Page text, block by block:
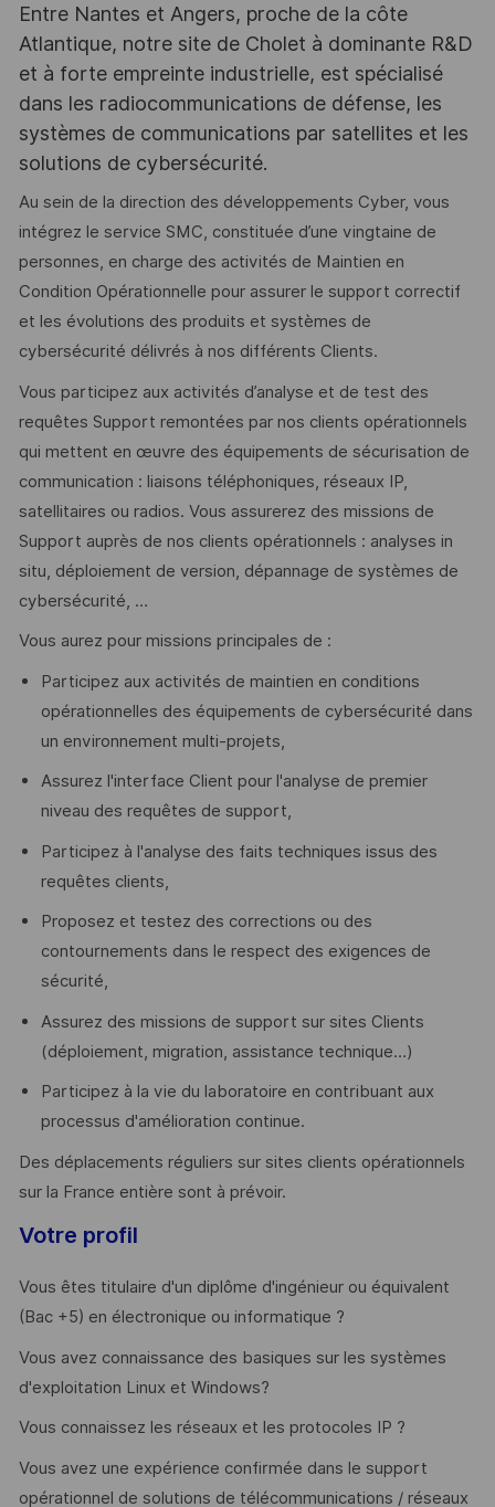
Entre Nantes et Angers, proche de la côte
Atlantique, notre site de Cholet à dominante R&D
et à forte empreinte industrielle, est spécialisé
dans les radiocommunications de défense, les
systèmes de communications par satellites et les
solutions de cybersécurité.
Au sein de la direction des développements Cyber, vous
intégrez le service SMC, constituée d’une vingtaine de
personnes, en charge des activités de Maintien en
Condition Opérationnelle pour assurer le support correctif
et les évolutions des produits et systèmes de
cybersécurité délivrés à nos différents Clients.
Vous participez aux activités d’analyse et de test des
requêtes Support remontées par nos clients opérationnels
qui mettent en œuvre des équipements de sécurisation de
communication : liaisons téléphoniques, réseaux IP,
satellitaires ou radios. Vous assurerez des missions de
Support auprès de nos clients opérationnels : analyses in
situ, déploiement de version, dépannage de systèmes de
cybersécurité, …
Vous aurez pour missions principales de :
Participez aux activités de maintien en conditions
opérationnelles des équipements de cybersécurité dans
un environnement multi-projets,
Assurez l'interface Client pour l'analyse de premier
niveau des requêtes de support,
Participez à l'analyse des faits techniques issus des
requêtes clients,
Proposez et testez des corrections ou des
contournements dans le respect des exigences de
sécurité,
Assurez des missions de support sur sites Clients
(déploiement, migration, assistance technique…)
Participez à la vie du laboratoire en contribuant aux
processus d'amélioration continue.
Des déplacements réguliers sur sites clients opérationnels
sur la France entière sont à prévoir.
Votre profil
Vous êtes titulaire d'un diplôme d'ingénieur ou équivalent
(Bac +5) en électronique ou informatique ?
Vous avez connaissance des basiques sur les systèmes
d'exploitation Linux et Windows?
Vous connaissez les réseaux et les protocoles IP ?
Vous avez une expérience confirmée dans le support
opérationnel de solutions de télécommunications / réseaux